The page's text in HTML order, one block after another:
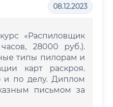
08.12.2023
«Распиловщик
28000 руб.).
типы пилорам и
карт раскроя.
и по делу. Диплом
письмом за